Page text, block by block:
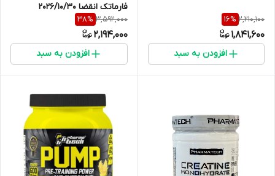
2,210,100
16%
1,841,600
افزودن به سبد
فارماتک انقضا 2026/10/30
3,592,000
38%
2,194,000
افزودن به سبد